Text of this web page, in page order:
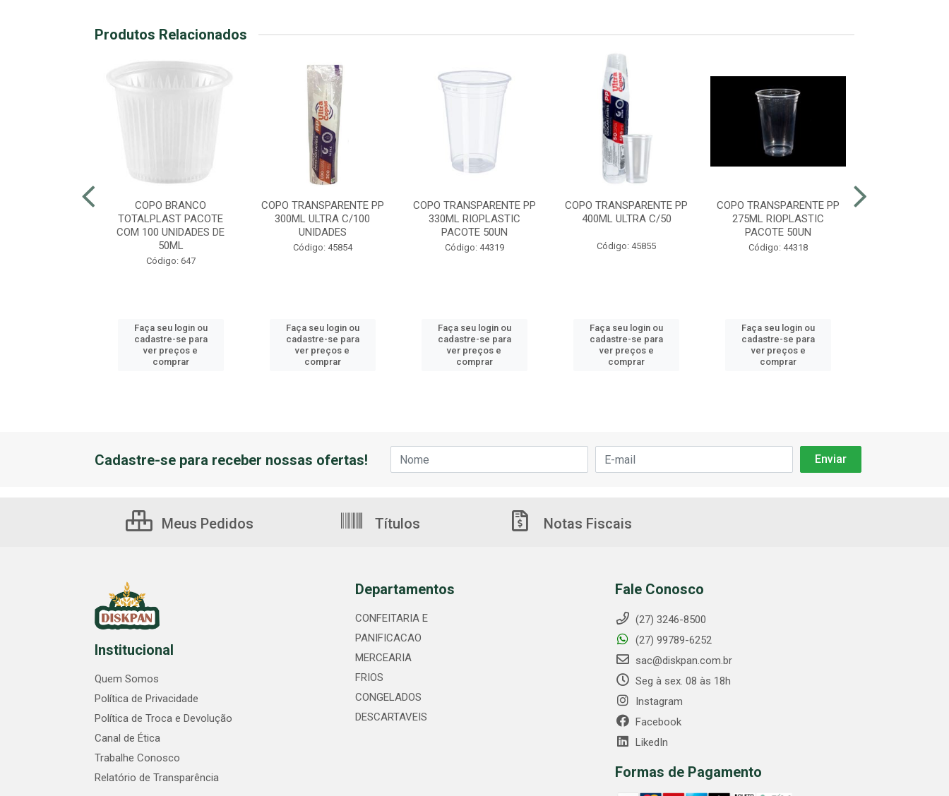
Produtos Relacionados
COPO BRANCO
TOTALPLAST PACOTE
COM 100 UNIDADES DE
50ML
Código: 647
Faça seu login ou
cadastre-se para
ver preços e
comprar
COPO TRANSPARENTE PP
300ML ULTRA C/100
UNIDADES
Código: 45854
Faça seu login ou
cadastre-se para
ver preços e
comprar
COPO TRANSPARENTE PP
330ML RIOPLASTIC
PACOTE 50UN
Código: 44319
Faça seu login ou
cadastre-se para
ver preços e
comprar
COPO TRANSPARENTE PP
400ML ULTRA C/50
Código: 45855
Faça seu login ou
cadastre-se para
ver preços e
comprar
COPO TRANSPARENTE PP
275ML RIOPLASTIC
PACOTE 50UN
Código: 44318
Faça seu login ou
cadastre-se para
ver preços e
comprar
Cadastre-se para receber nossas ofertas!
Meus Pedidos Títulos Notas Fiscais
Institucional
Quem Somos
Política de Privacidade
Política de Troca e Devolução
Canal de Ética
Trabalhe Conosco
Relatório de Transparência
Departamentos
CONFEITARIA E
PANIFICACAO
MERCEARIA
FRIOS
CONGELADOS
DESCARTAVEIS
Fale Conosco
(27) 3246-8500
(27) 99789-6252
sac@diskpan.com.br
Seg à sex. 08 às 18h
Instagram
Facebook
LikedIn
Formas de Pagamento